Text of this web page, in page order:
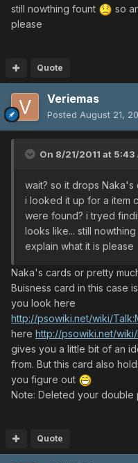
still nowthing fount
so
please
Quote
Veriemas
Posted August 21,
On 8/21/2011 at 5:43
wait? so it drops Naka's
i looked it up for a item
were found? i tryed
looks like... still
explain what it is please
Naka's cards or pretty
Buisness card in this case
you look here
http://psowiki.net/wiki/
here http://psowiki.net/wiki/
gives you a little bit of an
from. But this card also
you figure out
Note: Deleted your double
Quote